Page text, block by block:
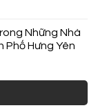
Những Nhà
Phố Hưng Yên